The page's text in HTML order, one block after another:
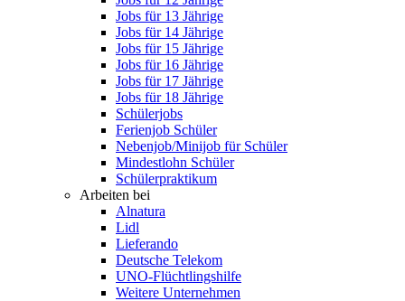
Jobs für 13 Jährige
Jobs für 14 Jährige
Jobs für 15 Jährige
Jobs für 16 Jährige
Jobs für 17 Jährige
Jobs für 18 Jährige
Schülerjobs
Ferienjob Schüler
Nebenjob/Minijob für Schüler
Mindestlohn Schüler
Schülerpraktikum
Arbeiten bei
Alnatura
Lidl
Lieferando
Deutsche Telekom
UNO-Flüchtlingshilfe
Weitere Unternehmen